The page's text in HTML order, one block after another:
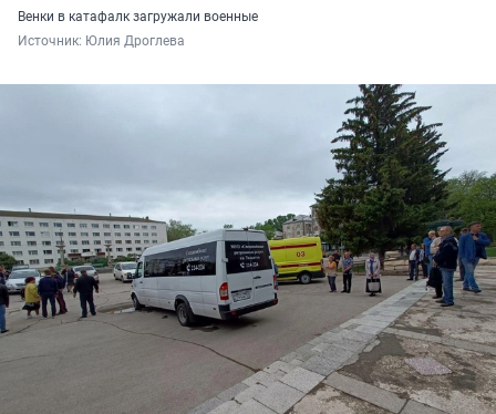
Венки в катафалк загружали военные
Источник: Юлия Дроглева